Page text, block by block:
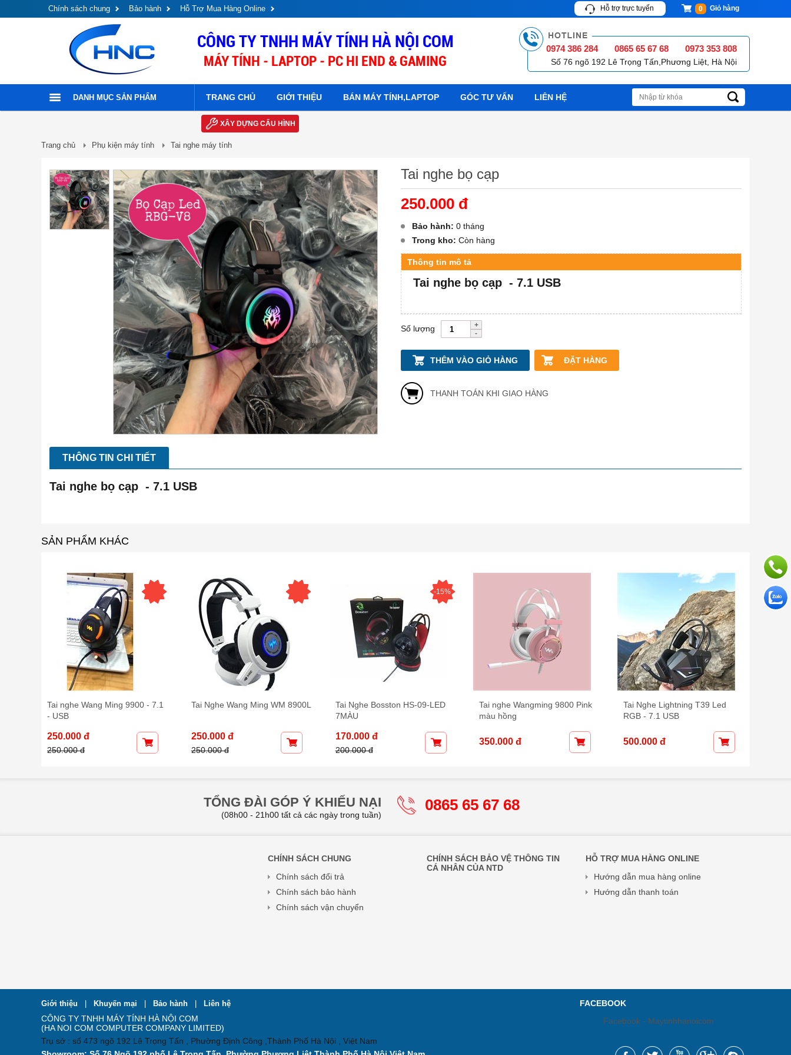
Chính sách chung Bảo hành Hỗ Trợ Mua Hàng Online 0 Giỏ hàng
Hỗ trợ trực tuyến
CÔNG TY TNHH MÁY TÍNH HÀ NỘI COM
MÁY TÍNH - LAPTOP - PC HI END & GAMING
0974 386 284 0865 65 67 68 0973 353 808
Số 76 ngõ 192 Lê Trọng Tấn,Phương Liệt, Hà Nội
DANH MỤC SẢN PHẨM TRANG CHỦ GIỚI THIỆU BÁN MÁY TÍNH,LAPTOP GÓC TƯ VẤN LIÊN HỆ
XÂY DỰNG CẤU HÌNH
Trang chủ Phụ kiện máy tính Tai nghe máy tính
Tai nghe bọ cạp
250.000 đ
Bảo hành: 0 tháng
Trong kho: Còn hàng
Thông tin mô tả
Tai nghe bọ cạp - 7.1 USB
Số lượng
THÊM VÀO GIỎ HÀNG ĐẶT HÀNG
THANH TOÁN KHI GIAO HÀNG
THÔNG TIN CHI TIẾT
Tai nghe bọ cạp - 7.1 USB
SẢN PHẨM KHÁC
Tai nghe Wang Ming 9900 - 7.1
- USB
250.000 đ
250.000 đ
Tai Nghe Wang Ming WM 8900L
250.000 đ
250.000 đ
-15%
Tai Nghe Bosston HS-09-LED
7MÀU
170.000 đ
200.000 đ
Tai nghe Wangming 9800 Pink
màu hồng
350.000 đ
Tai Nghe Lightning T39 Led
RGB - 7.1 USB
500.000 đ
TỔNG ĐÀI GÓP Ý KHIẾU NẠI
(08h00 - 21h00 tất cả các ngày trong tuần)
0865 65 67 68
CHÍNH SÁCH CHUNG
Chính sách đổi trả
Chính sách bảo hành
Chính sách vận chuyển
CHÍNH SÁCH BẢO VỆ THÔNG TIN
CÁ NHÂN CỦA NTD
HỖ TRỢ MUA HÀNG ONLINE
Hướng dẫn mua hàng online
Hướng dẫn thanh toán
Giới thiệu Khuyến mại Bảo hành Liên hệ
CÔNG TY TNHH MÁY TÍNH HÀ NỘI COM
(HA NOI COM COMPUTER COMPANY LIMITED)
Trụ sở : số 473 ngõ 192 Lê Trọng Tấn , Phường Định Công ,Thành Phố Hà Nội , Việt Nam
FACEBOOK
Facebook - Maytinhhanoicom